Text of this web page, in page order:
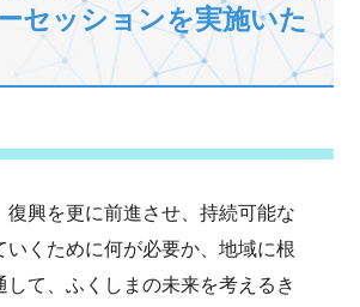
セッションを実施いた
興を更に前進させ、持続可能な
いくために何が必要か、地域に根
して、ふくしまの未来を考えるき